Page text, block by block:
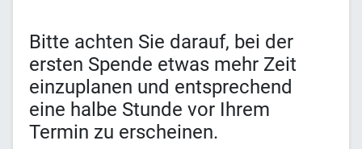
Bitte achten Sie darauf, bei der
ersten Spende etwas mehr Zeit
einzuplanen und entsprechend
eine halbe Stunde vor Ihrem
Termin zu erscheinen.